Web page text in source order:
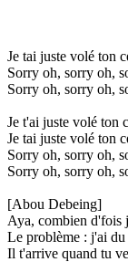
Je tai juste volé ton
Sorry oh, sorry oh,
Sorry oh, sorry oh,
Je t'ai juste volé ton
Je tai juste volé ton
Sorry oh, sorry oh,
Sorry oh, sorry oh,
[Abou Debeing]
Aya, combien d'fois
Le problème : j'ai
Il t'arrive quand tu